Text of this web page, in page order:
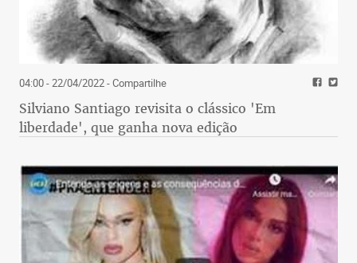
04:00 - 22/04/2022- Compartilhe
Silviano Santiago revisita o clássico 'Em
liberdade', que ganha nova edição